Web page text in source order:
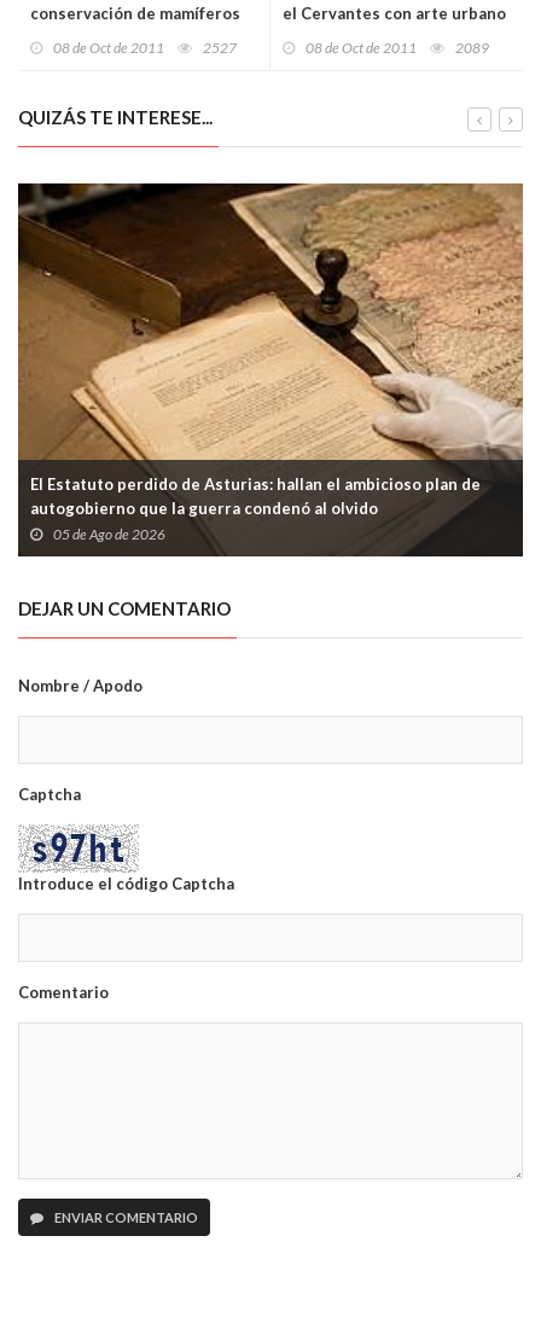
conservación de mamíferos
08 de Oct de 2011 2527
el Cervantes con arte urbano
08 de Oct de 2011 2089
QUIZÁS TE INTERESE...
El Estatuto perdido de Asturias: hallan el ambicioso plan de
autogobierno que la guerra condenó al olvido
05 de Ago de 2026
DEJAR UN COMENTARIO
Nombre / Apodo
Captcha
Introduce el código Captcha
Comentario
ENVIAR COMENTARIO